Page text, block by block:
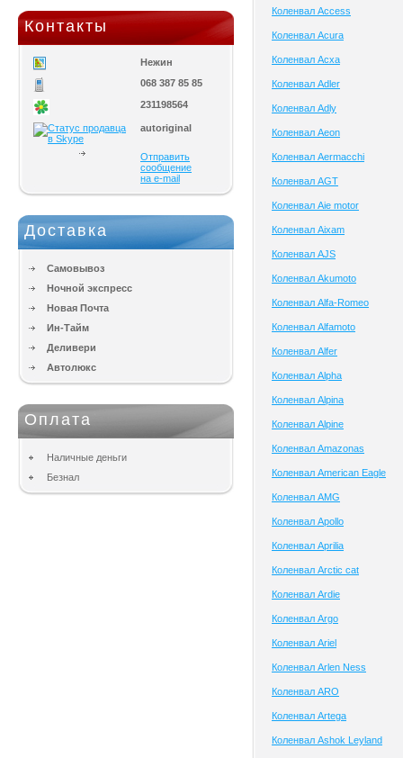
Контакты
Нежин
068 387 85 85
231198564
autoriginal
Отправить
сообщение
на e-mail
Доставка
Самовывоз
Ночной экспресс
Новая Почта
Ин-Тайм
Деливери
Автолюкс
Оплата
Наличные деньги
Безнал
Коленвал Access
Коленвал Acura
Коленвал Acxa
Коленвал Adler
Коленвал Adly
Коленвал Aeon
Коленвал Aermacchi
Коленвал AGT
Коленвал Aie motor
Коленвал Aixam
Коленвал AJS
Коленвал Akumoto
Коленвал Alfa-Romeo
Коленвал Alfamoto
Коленвал Alfer
Коленвал Alpha
Коленвал Alpina
Коленвал Alpine
Коленвал Amazonas
Коленвал American Eagle
Коленвал AMG
Коленвал Apollo
Коленвал Aprilia
Коленвал Arctic cat
Коленвал Ardie
Коленвал Argo
Коленвал Ariel
Коленвал Arlen Ness
Коленвал ARO
Коленвал Artega
Коленвал Ashok Leyland